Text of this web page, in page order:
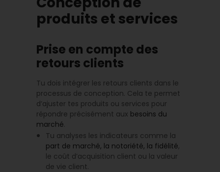
produits et services
Prise en compte des
retours clients
Tu dois intégrer les retours clients dans le
processus de conception. Cela te permet
d’ajuster tes produits ou services pour
répondre précisément aux besoins du
marché.
Tu analyses les indicateurs comme la
part de marché, la notoriété, la fidélité,
le coût d’acquisition client ou la valeur
de vie client.